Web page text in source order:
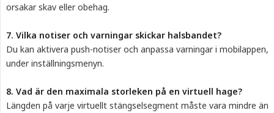
orsakar skav eller obehag.
7. Vilka notiser och varningar skickar halsbandet?
Du kan aktivera push-notiser och anpassa varningar i mobilappen,
under inställningsmenyn.
8. Vad är den maximala storleken på en virtuell hage?
Längden på varje virtuellt stängselsegment måste vara mindre än